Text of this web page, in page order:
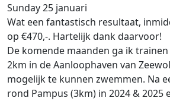
Sunday 25 januari
Wat een fantastisch resultaat,
op €470,-. Hartelijk dank daarvoor!
De komende maanden ga ik
2km in de Aanloophaven van
mogelijk te kunnen zwemmen. Na
rond Pampus (3km) in 2024 & 2025